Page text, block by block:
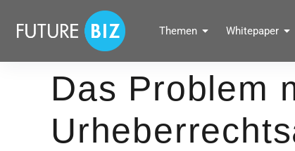
überspringen
FUTUREBIZ
Social Media Marketing Blog für Unternehmen by
Themen Whitepaper
Das Problem